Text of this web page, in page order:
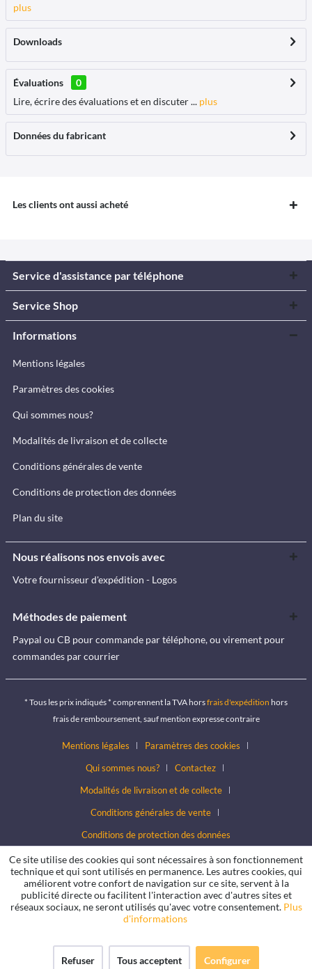
plus
Downloads
Évaluations
0
Lire, écrire des évaluations et en discuter ... plus
Données du fabricant
Les clients ont aussi acheté
Service d'assistance par téléphone
Service Shop
Informations
Mentions légales
Paramètres des cookies
Qui sommes nous?
Modalités de livraison et de collecte
Conditions générales de vente
Conditions de protection des données
Plan du site
Nous réalisons nos envois avec
Votre fournisseur d'expédition - Logos
Méthodes de paiement
Paypal ou CB pour commande par téléphone, ou virement pour
commandes par courrier
* Tous les prix indiqués * comprennent la TVA horsfrais d'expédition hors
frais de remboursement, sauf mention expresse contraire
Mentions légales
Paramètres des cookies
Qui sommes nous?
Contactez
Modalités de livraison et de collecte
Conditions générales de vente
Conditions de protection des données
Ce site utilise des cookies qui sont nécessaires à son fonctionnement
technique et qui sont utilisés en permanence. Les autres cookies, qui
améliorent votre confort de navigation sur ce site, servent à la
publicité directe ou facilitent l'interaction avec d'autres sites et
réseaux sociaux, ne seront utilisés qu'avec votre consentement. Plus
d'informations
Refuser Tous acceptent Configurer